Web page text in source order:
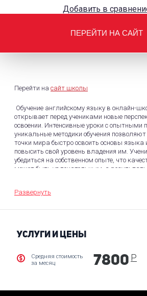
ПЕРЕЙТИ НА САЙТ
Добавить в
Перейти на сайт школы
Обучение английскому языку в онлайн-
открывает перед учениками новые
освоении. Интенсивные уроки с опытными
уникальные методики обучения
точки мира быстро освоить основы языка
повысить свой уровень владения им.
убедиться на собственном опыте, что
может быть увлекательным, а
подстраиваться под различные графики и
интересу, что способствует более
погружаться в языковую среду и общаться
единомышленниками. Независимо от
соответствующие потребностям каждого
Развернуть
УСЛУГИ И ЦЕНЫ
Средняя стоимость
за месяц
7800 Р